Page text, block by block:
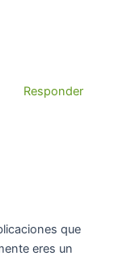
Responder
que
eres un